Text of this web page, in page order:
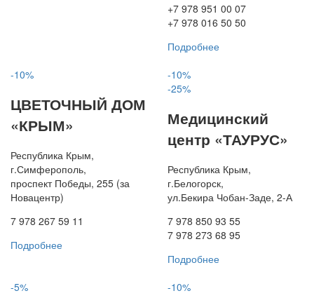
+7 978 951 00 07
+7 978 016 50 50
Подробнее
-10%
ЦВЕТОЧНЫЙ ДОМ
«КРЫМ»
Республика Крым,
г.Симферополь,
проспект Победы, 255 (за
Новацентр)
7 978 267 59 11
Подробнее
-10%
-25%
Медицинский
центр «ТАУРУС»
Республика Крым,
г.Белогорск,
ул.Бекира Чобан-Заде, 2-А
7 978 850 93 55
7 978 273 68 95
Подробнее
-5%
-10%